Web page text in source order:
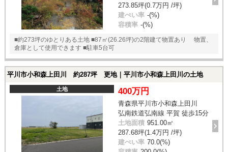
273.85坪(0.7万円 /坪)
建ぺい率 -(%)
容積率 -(%)
■約273坪のゆとりある土地 ■87㎡(26.26坪)の2階建て物置あり 物置、
倉庫として使用できます ■駐車5台可
平川市小和森上田川 約287坪 更地｜平川市小和森上田川の土地
土地 400万円
青森県平川市小和森上田川
弘南鉄道弘南線 平賀 徒歩15分
土地面積 951.00㎡
287.68坪(1.4万円 /坪)
建ぺい率 70.0(%)